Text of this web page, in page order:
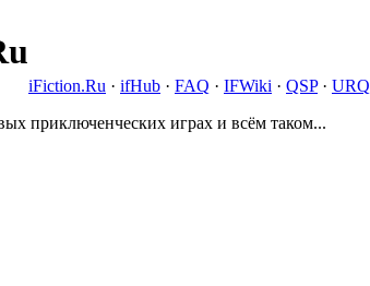
iFiction.Ru · ifHub · FAQ · IFWiki · QSP· URQ
приключенческих играх и всём таком...